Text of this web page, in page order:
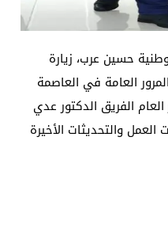
حسين عرب، زيارة
العامة في العاصمة
العام الفريق الدكتور عدي
والتحديثات الأخيرة